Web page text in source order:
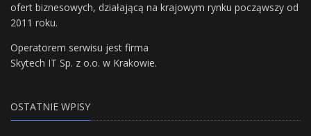
ofert biznesowych, działającą na krajowym rynku począwszy od
2011 roku.
Operatorem serwisu jest firma
Skytech IT Sp. z o.o. w Krakowie.
OSTATNIE WPISY